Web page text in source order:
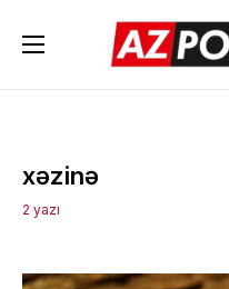
xəzinə
2 yazı